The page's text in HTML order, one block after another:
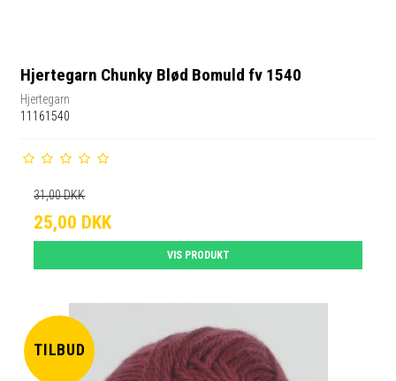
Hjertegarn Chunky Blød Bomuld fv 1540
Hjertegarn
11161540
31,00 DKK
25,00 DKK
VIS PRODUKT
TILBUD